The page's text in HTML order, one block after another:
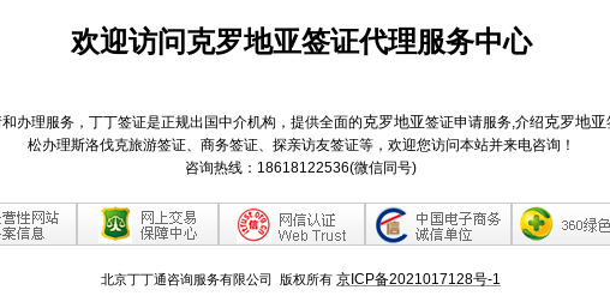
欢迎访问克罗地亚签证代理服务中心
办理服务，丁丁签证是正规出国中介机构，提供全面的克罗地亚签证申请服务,介绍克罗地亚
松办理斯洛伐克旅游签证、商务签证、探亲访友签证等，欢迎您访问本站并来电咨询！
咨询热线：18618122536(微信同号)
北京丁丁通咨询服务有限公司 版权所有 京ICP备2021017128号-1